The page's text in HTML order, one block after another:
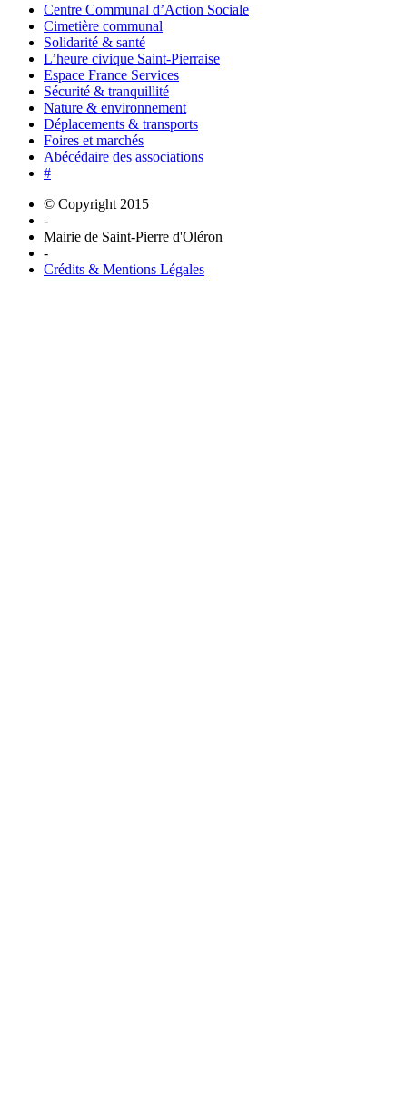
Centre Communal d’Action Sociale
Cimetière communal
Solidarité & santé
L’heure civique Saint-Pierraise
Espace France Services
Sécurité & tranquillité
Nature & environnement
Déplacements & transports
Foires et marchés
Abécédaire des associations
#
© Copyright 2015
-
Mairie de Saint-Pierre d'Oléron
-
Crédits & Mentions Légales